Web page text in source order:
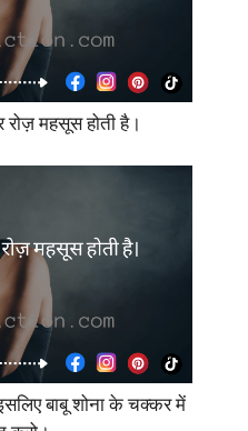
महसूस होती है।
बाबू शोना के चक्कर में